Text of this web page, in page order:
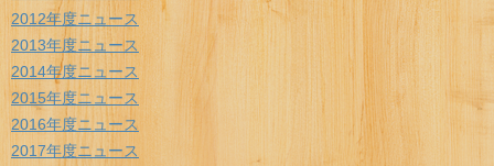
2012年度ニュース
2013年度ニュース
2014年度ニュース
2015年度ニュース
2016年度ニュース
2017年度ニュース